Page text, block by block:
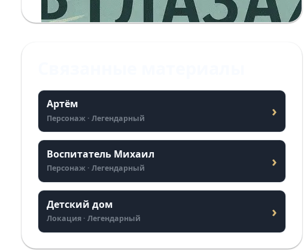
Артём
Персонаж · Легендарный ›
Воспитатель Михаил
Персонаж · Легендарный ›
Детский дом
Локация · Легендарный ›